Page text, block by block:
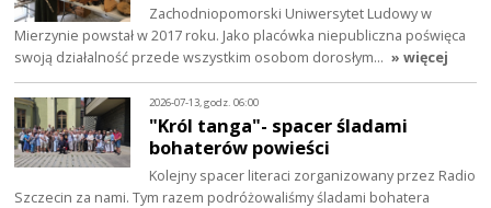
Zachodniopomorski Uniwersytet Ludowy w
Mierzynie powstał w 2017 roku. Jako placówka niepubliczna poświęca
swoją działalność przede wszystkim osobom dorosłym… » więcej
2026-07-13, godz. 06:00
"Król tanga"- spacer śladami
bohaterów powieści
Kolejny spacer literaci zorganizowany przez Radio
Szczecin za nami. Tym razem podróżowaliśmy śladami bohatera